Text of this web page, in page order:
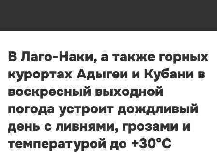
В Лаго-Наки, а также горных
курортах Адыгеи и Кубани в
воскресный выходной
погода устроит дождливый
день с ливнями, грозами и
температурой до +30°С